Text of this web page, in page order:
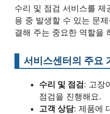
수리 및 점검 서비스를
용 중 발생할 수 있는 문
결해 주는 중요한 역할을
서비스센터의 주요
수리 및 점검: 고장
점검을 진행해요.
고객 상담: 제품에